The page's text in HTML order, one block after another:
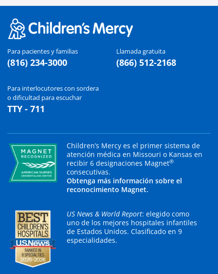
Para pacientes y familias
(816) 234-3000
Llamada gratuita
(866) 512-2168
Para interlocutores con sordera
o dificultad para escuchar
TTY - 711
Children’s Mercy es el primer sistema de
atención médica en Missouri o Kansas en
recibir 6 designaciones Magnet®
consecutivas.
Obtenga más información sobre el
reconocimiento Magnet.
US News & World Report: elegido como
uno de los mejores hospitales infantiles
de Estados Unidos. Clasificado en 9
especialidades.